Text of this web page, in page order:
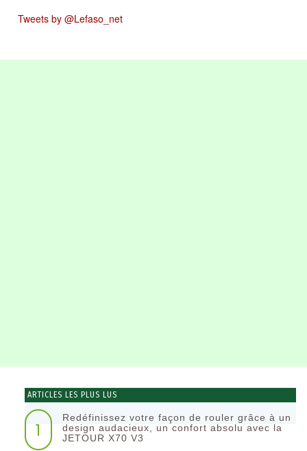
Tweets by @Lefaso_net
ARTICLES LES PLUS LUS
1
Redéfinissez votre façon de rouler grâce à un
design audacieux, un confort absolu avec la
JETOUR X70 V3